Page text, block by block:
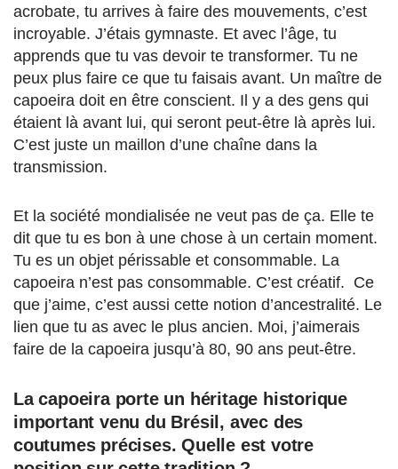
acrobate, tu arrives à faire des mouvements, c’est
incroyable. J’étais gymnaste. Et avec l’âge, tu
apprends que tu vas devoir te transformer. Tu ne
peux plus faire ce que tu faisais avant. Un maître de
capoeira doit en être conscient. Il y a des gens qui
étaient là avant lui, qui seront peut-être là après lui.
C’est juste un maillon d’une chaîne dans la
transmission.
Et la société mondialisée ne veut pas de ça. Elle te
dit que tu es bon à une chose à un certain moment.
Tu es un objet périssable et consommable. La
capoeira n’est pas consommable. C’est créatif. Ce
que j’aime, c’est aussi cette notion d’ancestralité. Le
lien que tu as avec le plus ancien. Moi, j’aimerais
faire de la capoeira jusqu’à 80, 90 ans peut-être.
La capoeira porte un héritage historique
important venu du Brésil, avec des
coutumes précises. Quelle est votre